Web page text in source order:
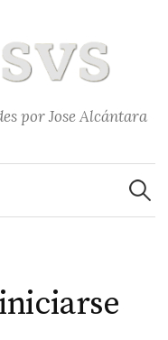
por Jose Alcántara